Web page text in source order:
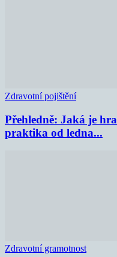
Zdravotní pojištění
Přehledně: Jaká je
praktika od ledna...
Zdravotní gramotnost